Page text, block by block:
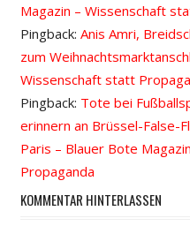
Magazin – Wissenschaft
Pingback: Anis Amri,
zum
Wissenschaft statt
Pingback: Tote bei
erinnern an Brüssel-False-
Paris – Blauer Bote
Propaganda
KOMMENTAR HINTERLASSEN